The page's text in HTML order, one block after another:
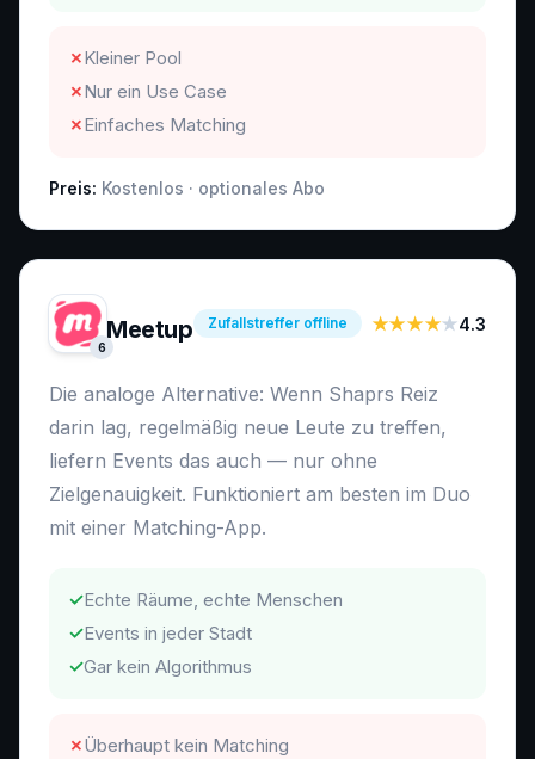
✗Kleiner Pool
✗Nur ein Use Case
✗Einfaches Matching
Preis: Kostenlos · optionales Abo
6
Meetup Zufallstreffer offline ★★★★★4.3
Die analoge Alternative: Wenn Shaprs Reiz
darin lag, regelmäßig neue Leute zu treffen,
liefern Events das auch — nur ohne
Zielgenauigkeit. Funktioniert am besten im Duo
mit einer Matching-App.
✓Echte Räume, echte Menschen
✓Events in jeder Stadt
✓Gar kein Algorithmus
✗Überhaupt kein Matching